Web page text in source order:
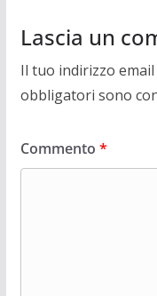
Lascia un
Il tuo indirizzo
obbligatori sono
Commento *